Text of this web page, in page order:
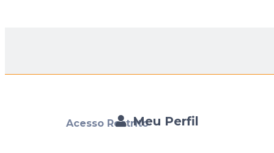
Meu Perfil
Acesso Restrito